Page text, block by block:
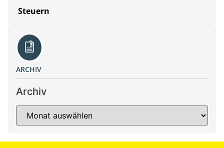
Steuern
ARCHIV
Archiv